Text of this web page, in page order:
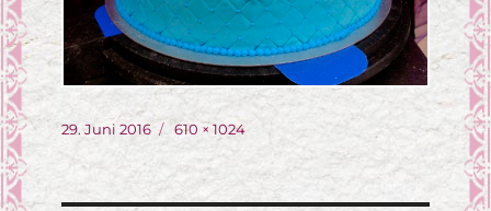
Veröffentlicht
29. Juni 2016 Originalgröße
610 × 1024